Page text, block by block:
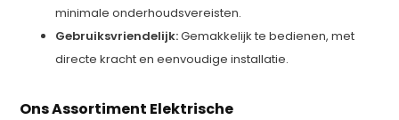
minimale onderhoudsvereisten.
Gebruiksvriendelijk:Gemakkelijk te bedienen, met
directe kracht en eenvoudige installatie.
Ons Assortiment Elektrische